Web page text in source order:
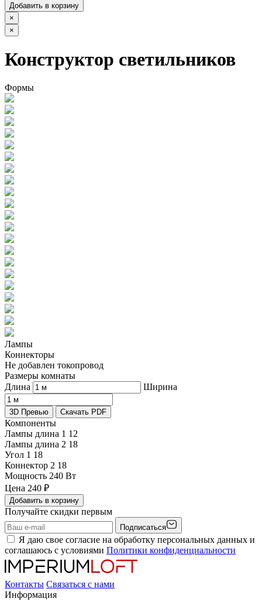
Добавить в корзину
×
×
Конструктор светильников
Формы
Лампы
Коннекторы
Не добавлен токопровод
Размеры комнаты
Длина
Ширина
3D Превью Скачать PDF
Компоненты
Лампы длина 1 12
Лампы длина 2 18
Угол 1 18
Коннектор 2 18
Мощность 240 Вт
Цена 240 ₽
Добавить в корзину
Получайте скидки первым
Подписаться
Я даю свое согласие на обработку персональных данных и
соглашаюсь с условиями Политики конфиденциальности
Контакты Связаться с нами
Информация